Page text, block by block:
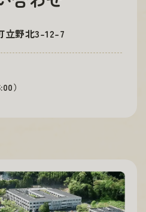
立野北3-12-7
）